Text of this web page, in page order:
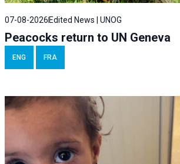
07-08-2026 Edited News | UNOG
Peacocks return to UN Geneva
ENG FRA